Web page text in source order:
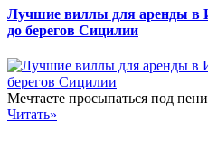
Лучшие виллы для аренды в
до берегов Сицилии
Мечтаете просыпаться под
Читать»